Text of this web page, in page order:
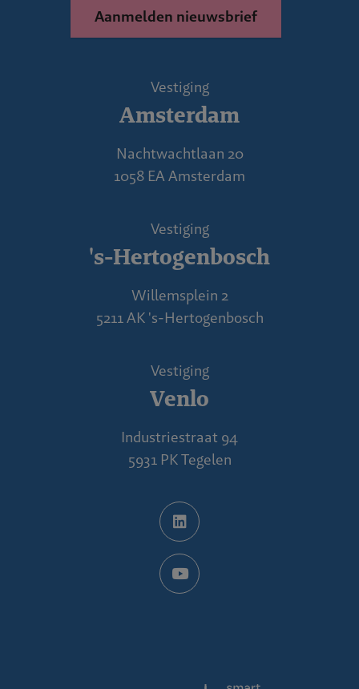
Aanmelden nieuwsbrief
Vestiging
Amsterdam
Nachtwachtlaan 20
1058 EA Amsterdam
Vestiging
's-Hertogenbosch
Willemsplein 2
5211 AK 's-Hertogenbosch
Vestiging
Venlo
Industriestraat 94
5931 PK Tegelen